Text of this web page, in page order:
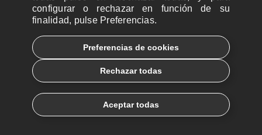
CUENTAS BANCARIAS PARA DONAR
Galego
Español
configurar o rechazar en función de su
finalidad, pulse Preferencias.
Preferencias de cookies
Rechazar todas
Aceptar todas